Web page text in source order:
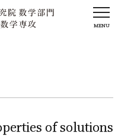
MENU
of solutions